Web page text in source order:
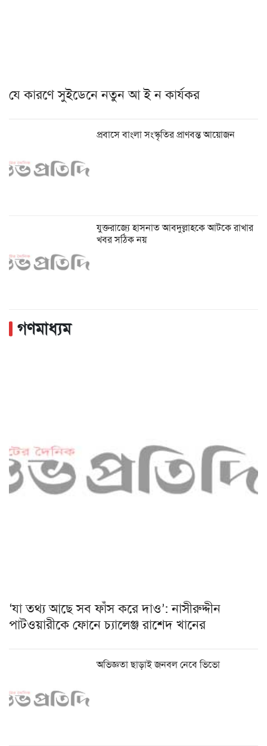
যে কারণে সুইডেনে নতুন আ ই ন কার্যকর
প্রবাসে বাংলা সংস্কৃতির প্রাণবন্ত আয়োজন
যুক্তরাজ্যে হাসনাত আবদুল্লাহকে আটকে রাখার
খবর সঠিক নয়
গণমাধ্যম
‘যা তথ্য আছে সব ফাঁস করে দাও’: নাসীরুদ্দীন
পাটওয়ারীকে ফোনে চ্যালেঞ্জ রাশেদ খানের
অভিজ্ঞতা ছাড়াই জনবল নেবে ভিভো